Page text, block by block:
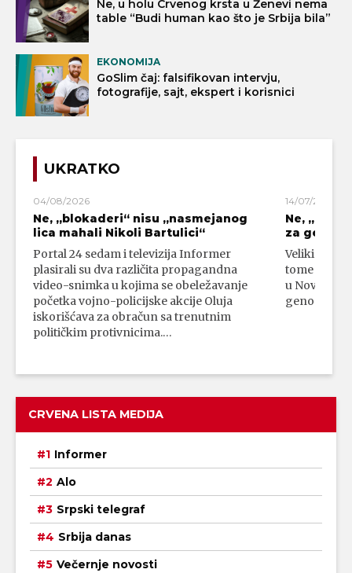
Ne, u holu Crvenog krsta u Ženevi nema
table “Budi human kao što je Srbija bila”
EKONOMIJA
GoSlim čaj: falsifikovan intervju,
fotografije, sajt, ekspert i korisnici
UKRATKO
04/08/2026
Ne, „blokaderi“ nisu „nasmejanog
lica mahali Nikoli Bartulici“
Portal 24 sedam i televizija Informer
plasirali su dva različita propagandna
video-snimka u kojima se obeležavanje
početka vojno-policijske akcije Oluja
iskorišćava za obračun sa trenutnim
političkim protivnicima.…
14/07/2026
Ne,
za
Veliki broj
tome da su
u Novom
genocidni
CRVENA LISTA MEDIJA
Informer
Alo
Srpski telegraf
Srbija danas
Večernje novosti